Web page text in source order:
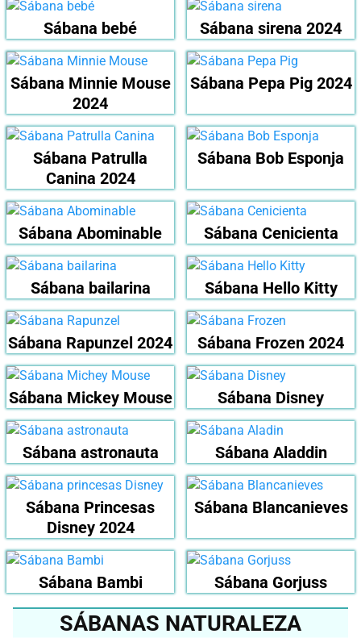
Sábana bebé Sábana sirena 2024
Sábana Minnie Mouse
2024
Sábana Pepa Pig 2024
Sábana Patrulla
Canina 2024
Sábana Bob Esponja
Sábana Abominable Sábana Cenicienta
Sábana bailarina Sábana Hello Kitty
Sábana Rapunzel 2024 Sábana Frozen 2024
Sábana Mickey Mouse Sábana Disney
Sábana astronauta Sábana Aladdin
Sábana Princesas
Disney 2024
Sábana Blancanieves
Sábana Bambi Sábana Gorjuss
SÁBANAS NATURALEZA